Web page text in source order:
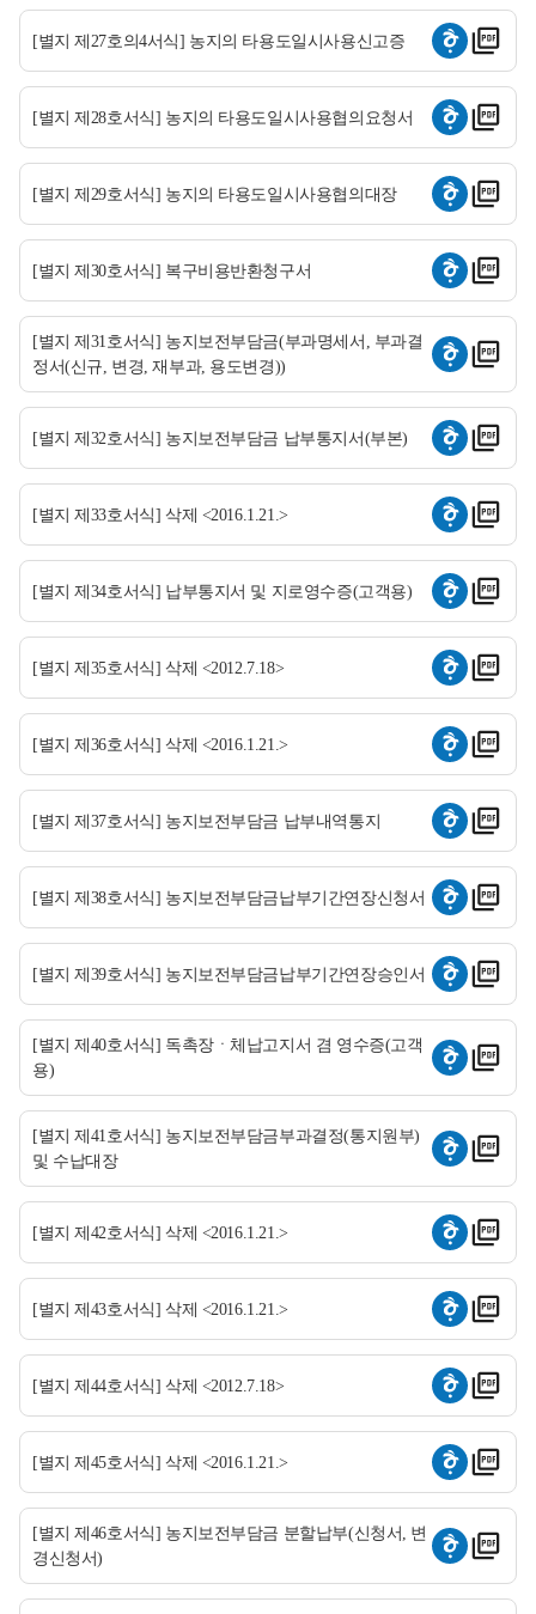
[별지 제27호의4서식] 농지의 타용도일시사용신고증
[별지 제28호서식] 농지의 타용도일시사용협의요청서
[별지 제29호서식] 농지의 타용도일시사용협의대장
[별지 제30호서식] 복구비용반환청구서
[별지 제31호서식] 농지보전부담금(부과명세서, 부과결
정서(신규, 변경, 재부과, 용도변경))
[별지 제32호서식] 농지보전부담금 납부통지서(부본)
[별지 제33호서식] 삭제 <2016.1.21.>
[별지 제34호서식] 납부통지서 및 지로영수증(고객용)
[별지 제35호서식] 삭제 <2012.7.18>
[별지 제36호서식] 삭제 <2016.1.21.>
[별지 제37호서식] 농지보전부담금 납부내역통지
[별지 제38호서식] 농지보전부담금납부기간연장신청서
[별지 제39호서식] 농지보전부담금납부기간연장승인서
[별지 제40호서식] 독촉장ㆍ체납고지서 겸 영수증(고객
용)
[별지 제41호서식] 농지보전부담금부과결정(통지원부)
및 수납대장
[별지 제42호서식] 삭제 <2016.1.21.>
[별지 제43호서식] 삭제 <2016.1.21.>
[별지 제44호서식] 삭제 <2012.7.18>
[별지 제45호서식] 삭제 <2016.1.21.>
[별지 제46호서식] 농지보전부담금 분할납부(신청서, 변
경신청서)